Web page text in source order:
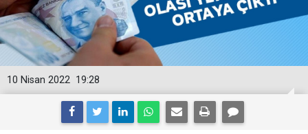
19:28
10 Nisan 2022